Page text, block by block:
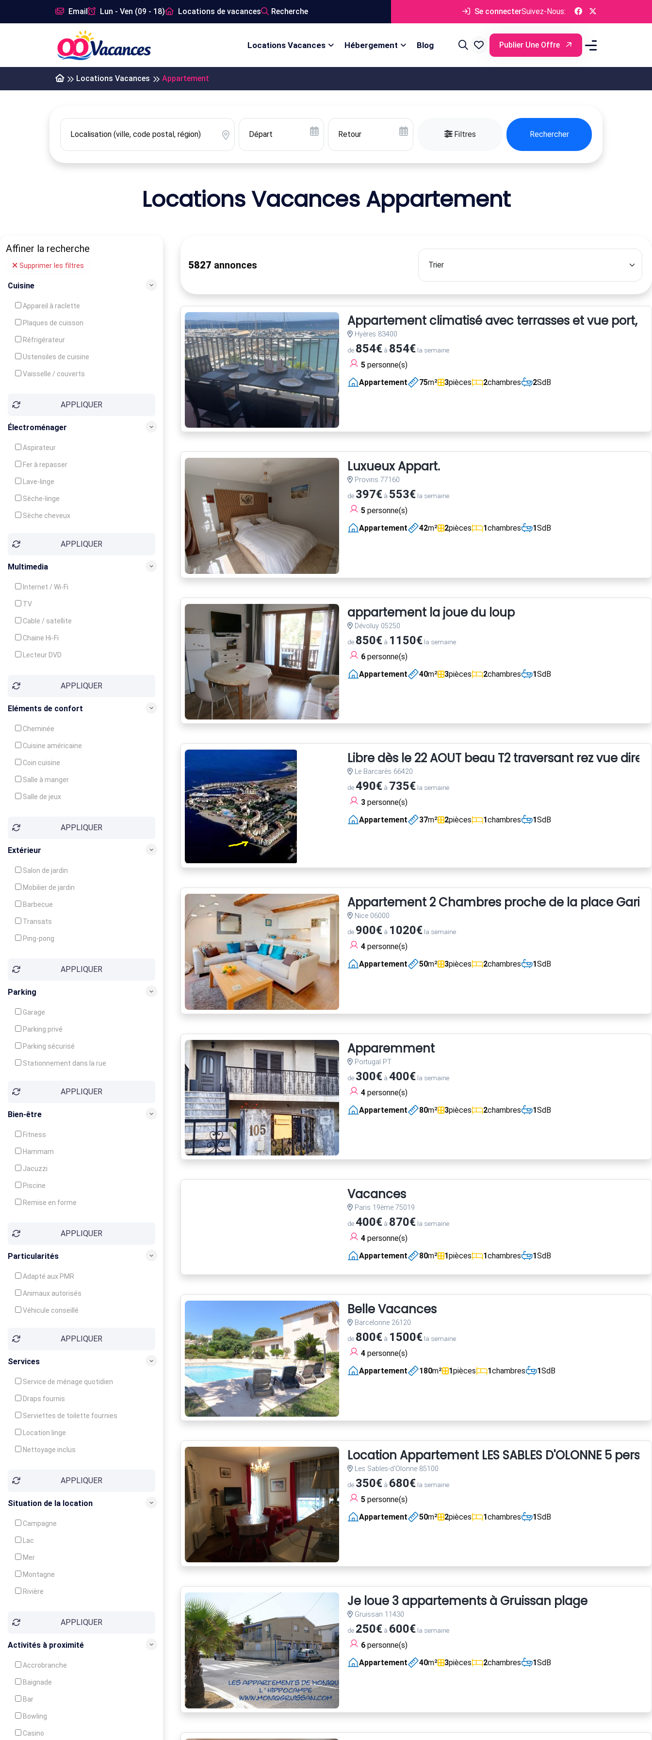
Email Lun - Ven (09 - 18) Locations de vacances Recherche Se connecterSuivez-Nous:
Locations Vacances Hébergement Blog Publier Une Offre
Locations Vacances Appartement
Filtres Rechercher
Locations Vacances Appartement
Affiner la recherche
Supprimer les filtres
Cuisine
Appareil à raclette
Plaques de cuisson
Réfrigérateur
Ustensiles de cuisine
Vaisselle / couverts
Congélateur
APPLIQUER
Électroménager
Aspirateur
Fer à repasser
Lave-linge
Sèche-linge
Sèche cheveux
APPLIQUER
Multimedia
Internet / Wi-Fi
TV
Cable / satellite
Chaine Hi-Fi
Lecteur DVD
APPLIQUER
Eléments de confort
Cheminée
Cuisine américaine
Coin cuisine
Salle à manger
Salle de jeux
Balcon / Terrasse
APPLIQUER
Extérieur
Salon de jardin
Mobilier de jardin
Barbecue
Transats
Ping-pong
Jeux d'enfantsAPPLIQUER
Parking
Garage
Parking privé
Parking sécurisé
Stationnement dans la rue
APPLIQUER
Bien-être
Fitness
Hammam
Jacuzzi
Piscine
Remise en forme
Soins du corpsAPPLIQUER
Particularités
Adapté aux PMR
Animaux autorisés
Véhicule conseillé
APPLIQUER
Services
Service de ménage quotidien
Draps fournis
Serviettes de toilette fournies
Location linge
Nettoyage inclus
Garde d'enfants
Crèche
APPLIQUER
Situation de la location
Campagne
Lac
Mer
Montagne
Rivière
APPLIQUER
Activités à proximité
Accrobranche
Baignade
Bar
Bowling
Casino
5827 annonces
Appartement climatisé avec terrasses et vue port,
Hyères 83400
de 854€à 854€la semaine
5personne(s)
Appartement
75m² 3pièces 2chambres 2SdB
Luxueux Appart.
Provins 77160
de 397€à 553€la semaine
5personne(s)
Appartement
42m² 2pièces 1chambres 1SdB
appartement la joue du loup
Dévoluy 05250
de 850€à 1150€la semaine
6personne(s)
Appartement
40m² 3pièces 2chambres 1SdB
Libre dès le 22 AOUT beau T2 traversant rez vue
Le Barcarès 66420
de490€à 735€la semaine
3personne(s)
Appartement
37m² 2pièces 1chambres 1SdB
Appartement 2 Chambres proche de la place
Nice 06000
de 900€à 1020€la semaine
4personne(s)
Appartement
50m² 3pièces 2chambres 1SdB
Apparemment
Portugal PT
de 300€à 400€la semaine
4personne(s)
Appartement
80m² 3pièces 2chambres 1SdB
Vacances
Paris 19ème 75019
de400€à 870€la semaine
4personne(s)
Appartement
80m² 1pièces 1chambres 1SdB
Belle Vacances
Barcelonne 26120
de 800€à 1500€la semaine
4personne(s)
Appartement
180m² 1pièces 1chambres 1SdB
Location Appartement LES SABLES D'OLONNE 5
Les Sables-d'Olonne 85100
de 350€à 680€la semaine
5personne(s)
Appartement
50m² 2pièces 1chambres 1SdB
Je loue 3 appartements à Gruissan plage
Gruissan 11430
de 250€à 600€la semaine
6personne(s)
Appartement
40m² 3pièces 2chambres 1SdB